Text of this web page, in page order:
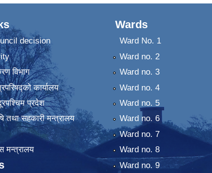
decision
विभाग
कार्यालय
प्रदेश
तथा सहकारी मन्त्रालय
मन्त्रालय
Wards
Ward No. 1
Ward no. 2
Ward no. 3
Ward no. 4
Ward no. 5
Ward no. 6
Ward no. 7
Ward no. 8
Ward no. 9